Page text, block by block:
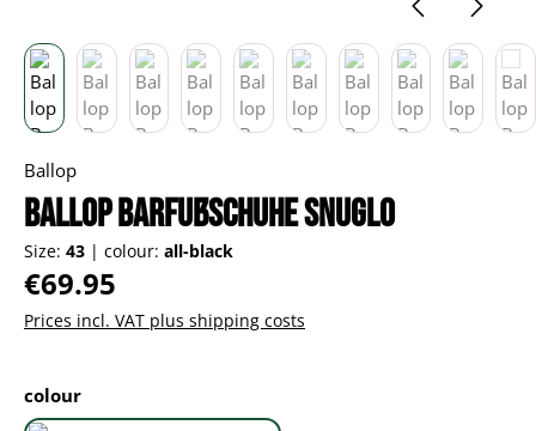
Ballop
Ballop Barfußschuhe Snuglo
Size: 43 | colour: all-black
Regular price:
€69.95
Prices incl. VAT plus shipping costs
Select
colour